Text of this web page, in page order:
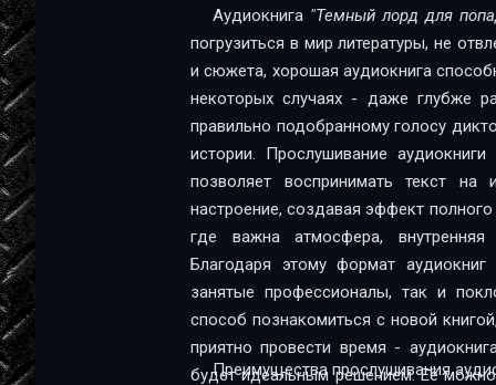
13
15
16
17
18
20
Аудиокнига "Темный лорд для
погрузиться в мир литературы, не
и сюжета, хорошая аудиокнига
некоторых случаях - даже глубже
правильно подобранному голосу
истории. Прослушивание аудиокниги
позволяет воспринимать текст на
настроение, создавая эффект
где важна атмосфера, внутренняя
Благодаря этому формат
занятые профессионалы, так и поклонники
способ познакомиться с новой
приятно провести время -
будет идеальным решением. Её
Преимущества прослушивания